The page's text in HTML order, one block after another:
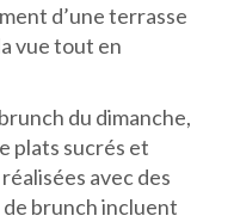
d’une terrasse
vue tout en
du dimanche,
plats sucrés et
avec des
brunch incluent